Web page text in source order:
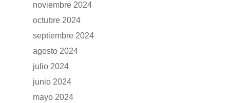
noviembre 2024
octubre 2024
septiembre 2024
agosto 2024
julio 2024
junio 2024
mayo 2024